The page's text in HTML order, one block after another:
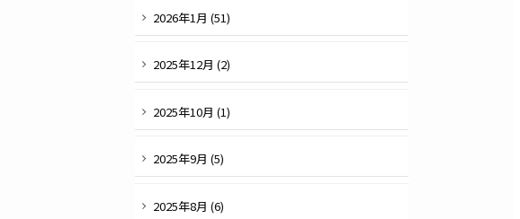
2026年1月 (51)
2025年12月 (2)
2025年10月 (1)
2025年9月 (5)
2025年8月 (6)